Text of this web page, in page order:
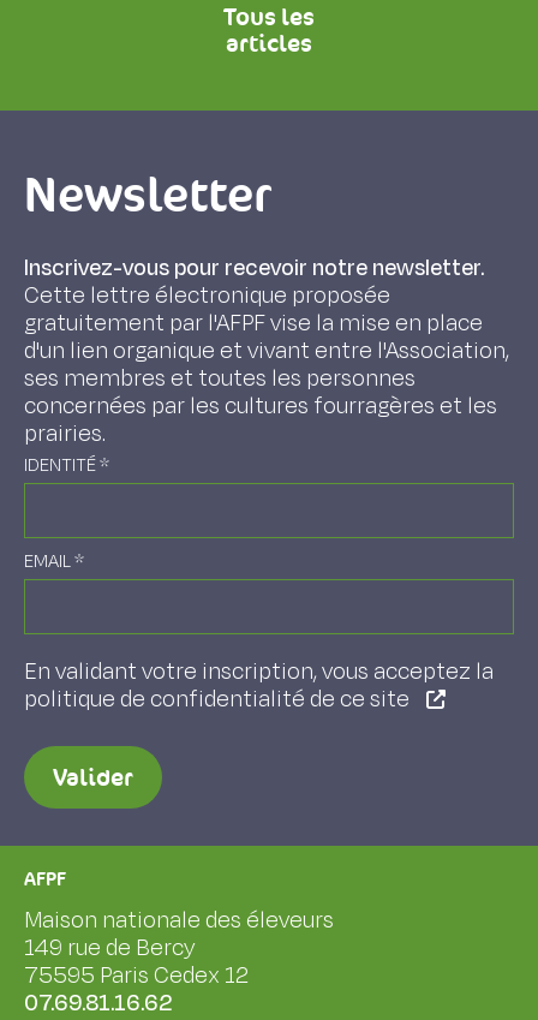
Tous les
articles
Newsletter
Inscrivez-vous pour recevoir notre newsletter.
Cette lettre électronique proposée
gratuitement par l'AFPF vise la mise en place
d'un lien organique et vivant entre l'Association,
ses membres et toutes les personnes
concernées par les cultures fourragères et les
prairies.
IDENTITÉ*
EMAIL*
En validant votre inscription, vous acceptez la
politique de confidentialité de ce site
Valider
AFPF
Maison nationale des éleveurs
149 rue de Bercy
75595 Paris Cedex 12
07.69.81.16.62